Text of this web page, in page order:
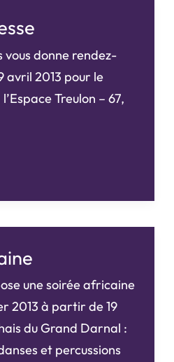
vous donne rendez-
avril 2013 pour le
Treulon – 67,
une soirée africaine
2013 à partir de 19
du Grand Darnal :
et percussions